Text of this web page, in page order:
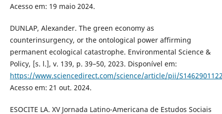
Acesso em: 19 maio 2024.
DUNLAP, Alexander. The green economy as
counterinsurgency, or the ontological power affirming
permanent ecological catastrophe. Environmental Science &
Policy, [s. l.], v. 139, p. 39–50, 2023. Disponível em:
https://www.sciencedirect.com/science/article/pii/
Acesso em: 21 out. 2024.
ESOCITE LA. XV Jornada Latino-Americana de Estudos Sociais